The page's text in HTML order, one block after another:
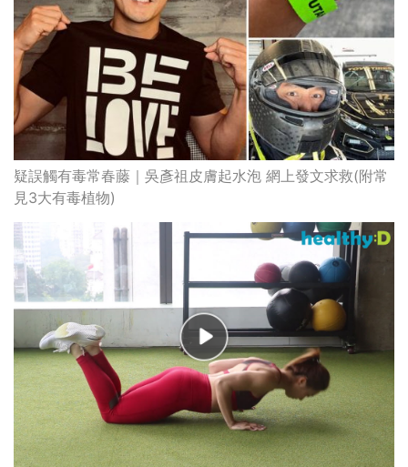
疑誤觸有毒常春藤｜吳彥祖皮膚起水泡 網上發文求救(附常
見3大有毒植物)